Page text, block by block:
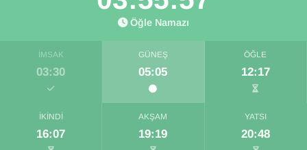
Öğle Namazı
İMSAK
03:30
GÜNEŞ
05:05
ÖĞLE
12:17
İKINDI
16:07
AKŞAM
19:19
YATSI
20:48